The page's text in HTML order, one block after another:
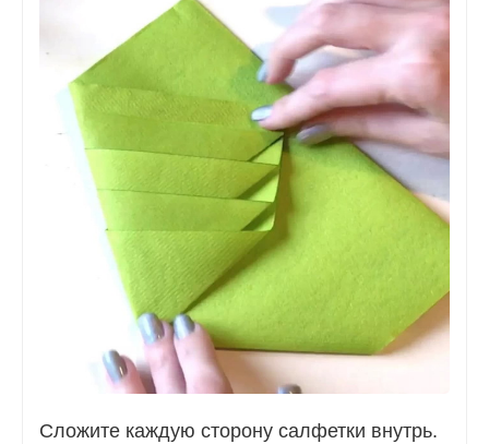
Сложите каждую сторону салфетки внутрь.